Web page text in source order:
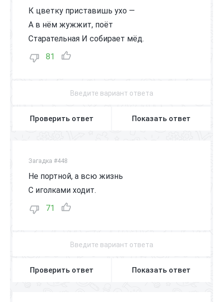
К цветку приставишь ухо —
А в нём жужжит, поёт
Старательная И собирает мёд.
81
Проверить ответ Показать ответ
Загадка #448
Не портной, а всю жизнь
С иголками ходит.
71
Проверить ответ Показать ответ